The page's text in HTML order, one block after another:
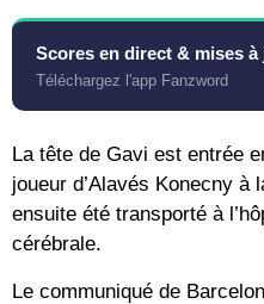
Scores en direct & mises à
Téléchargez l'app Fanzword
La tête de Gavi est entrée
joueur d’Alavés Konecny ​​​​à
ensuite été transporté à
cérébrale.
Le communiqué de